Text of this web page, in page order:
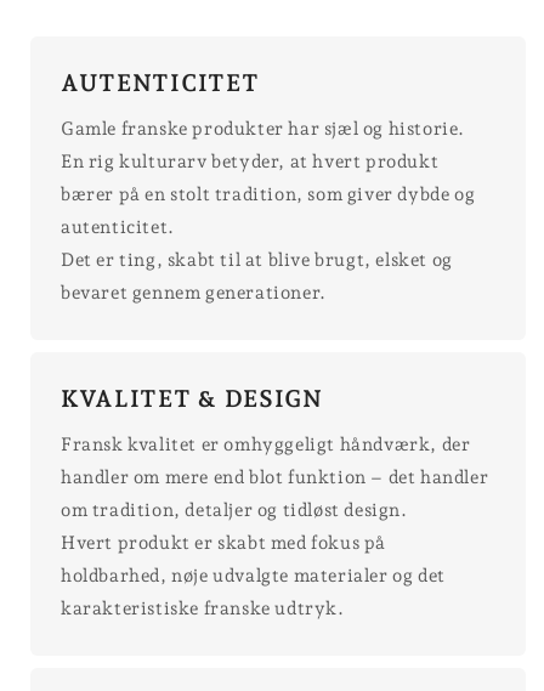
AUTENTICITET
Gamle franske produkter har sjæl og historie.
En rig kulturarv betyder, at hvert produkt
bærer på en stolt tradition, som giver dybde og
autenticitet.
Det er ting, skabt til at blive brugt, elsket og
bevaret gennem generationer.
KVALITET & DESIGN
Fransk kvalitet er omhyggeligt håndværk, der
handler om mere end blot funktion – det handler
om tradition, detaljer og tidløst design.
Hvert produkt er skabt med fokus på
holdbarhed, nøje udvalgte materialer og det
karakteristiske franske udtryk.